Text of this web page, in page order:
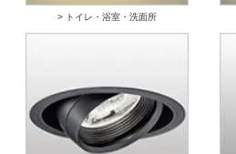
> トイレ・浴室・洗面所